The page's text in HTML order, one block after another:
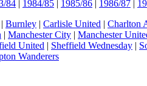
84 | 1984/85 | 1985/86 | 1986/87 |
| Burnley | Carlisle United | Charlton
| Manchester City | Manchester
United | Sheffield Wednesday |
Wanderers